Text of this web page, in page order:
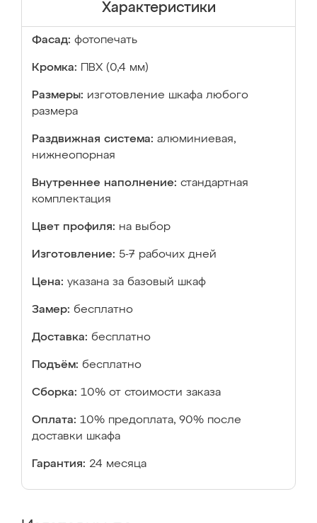
Характеристики
Фасад: фотопечать
Кромка: ПВХ (0,4 мм)
Размеры: изготовление шкафа любого
размера
Раздвижная система: алюминиевая,
нижнеопорная
Внутреннее наполнение: стандартная
комплектация
Цвет профиля: на выбор
Изготовление: 5-7 рабочих дней
Цена: указана за базовый шкаф
Замер: бесплатно
Доставка: бесплатно
Подъём: бесплатно
Сборка: 10% от стоимости заказа
Оплата: 10% предоплата, 90% после
доставки шкафа
Гарантия: 24 месяца